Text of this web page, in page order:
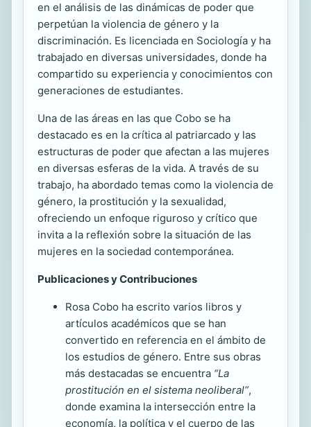
en el análisis de las dinámicas de poder que
perpetúan la violencia de género y la
discriminación. Es licenciada en Sociología y ha
trabajado en diversas universidades, donde ha
compartido su experiencia y conocimientos con
generaciones de estudiantes.
Una de las áreas en las que Cobo se ha
destacado es en la crítica al patriarcado y las
estructuras de poder que afectan a las mujeres
en diversas esferas de la vida. A través de su
trabajo, ha abordado temas como la violencia de
género, la prostitución y la sexualidad,
ofreciendo un enfoque riguroso y crítico que
invita a la reflexión sobre la situación de las
mujeres en la sociedad contemporánea.
Publicaciones y Contribuciones
Rosa Cobo ha escrito varios libros y
artículos académicos que se han
convertido en referencia en el ámbito de
los estudios de género. Entre sus obras
más destacadas se encuentra “La
prostitución en el sistema neoliberal”,
donde examina la intersección entre la
economía, la política y el cuerpo de las